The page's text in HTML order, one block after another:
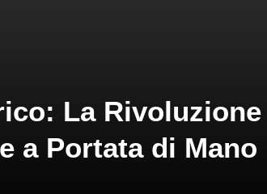
La Rivoluzione
a Portata di Mano